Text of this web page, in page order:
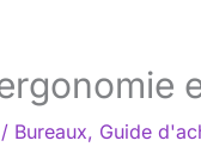
/ Bureaux, Guide